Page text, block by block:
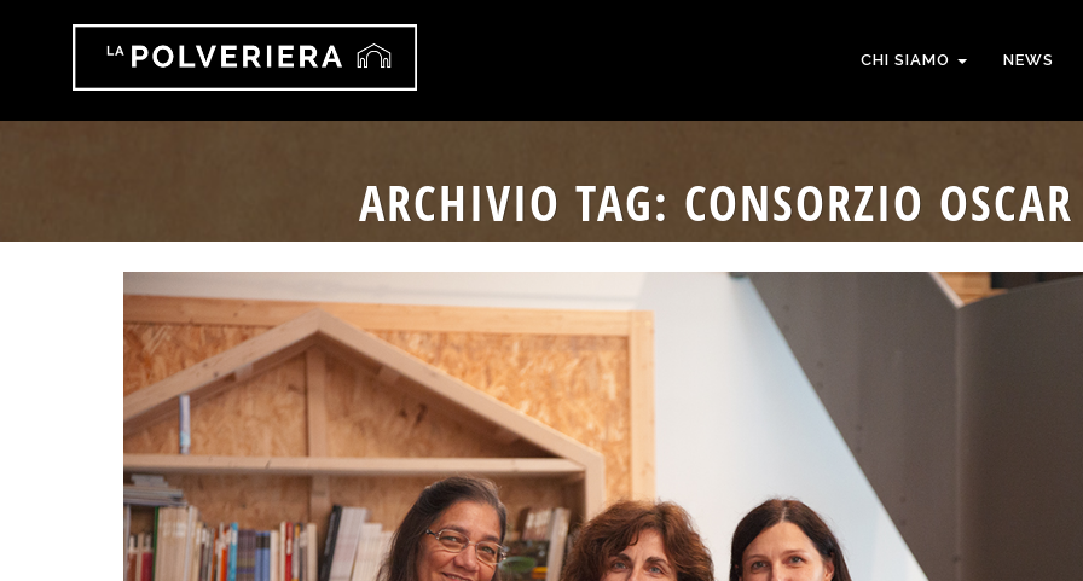
CHI SIAMO NEWS
ARCHIVIO TAG: CONSORZIO